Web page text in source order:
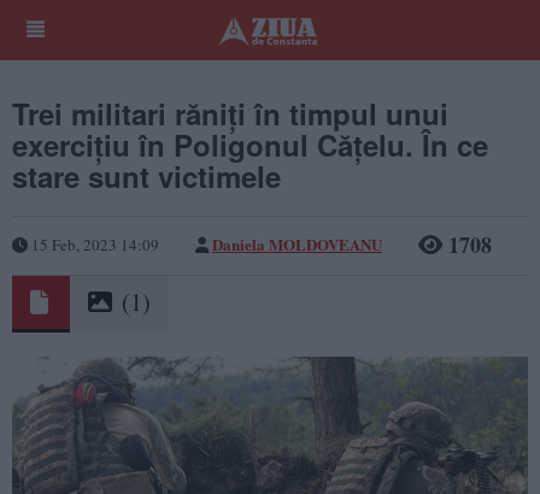
Trei militari răniți în timpul unui
exercițiu în Poligonul Cățelu. În ce
stare sunt victimele
15 Feb, 2023 14:09 Daniela MOLDOVEANU 1708
(1)